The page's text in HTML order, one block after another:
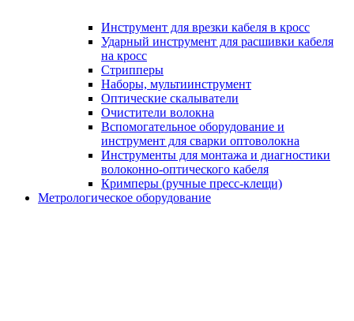
Инструмент для врезки кабеля в кросс
Ударный инструмент для расшивки кабеля
на кросс
Стрипперы
Наборы, мультиинструмент
Оптические скалыватели
Очистители волокна
Вспомогательное оборудование и
инструмент для сварки оптоволокна
Инструменты для монтажа и диагностики
волоконно-оптического кабеля
Кримперы (ручные пресс-клещи)
Метрологическое оборудование